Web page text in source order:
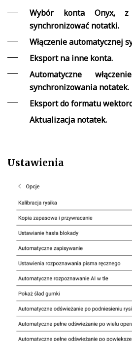
Wybór konta Onyx,
synchronizować notatki.
Włączenie automatycznej
Eksport na inne konta.
Automatyczne
synchronizowania notatek.
Eksport do formatu
Aktualizacja notatek.
Ustawienia